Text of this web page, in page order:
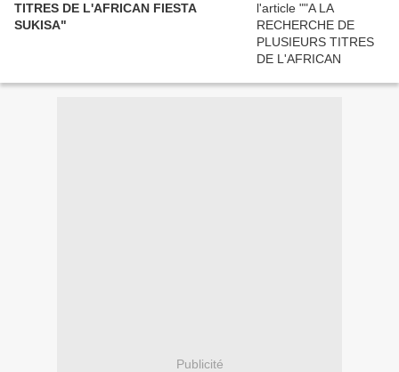
TITRES DE L'AFRICAN FIESTA
SUKISA"
Publicité